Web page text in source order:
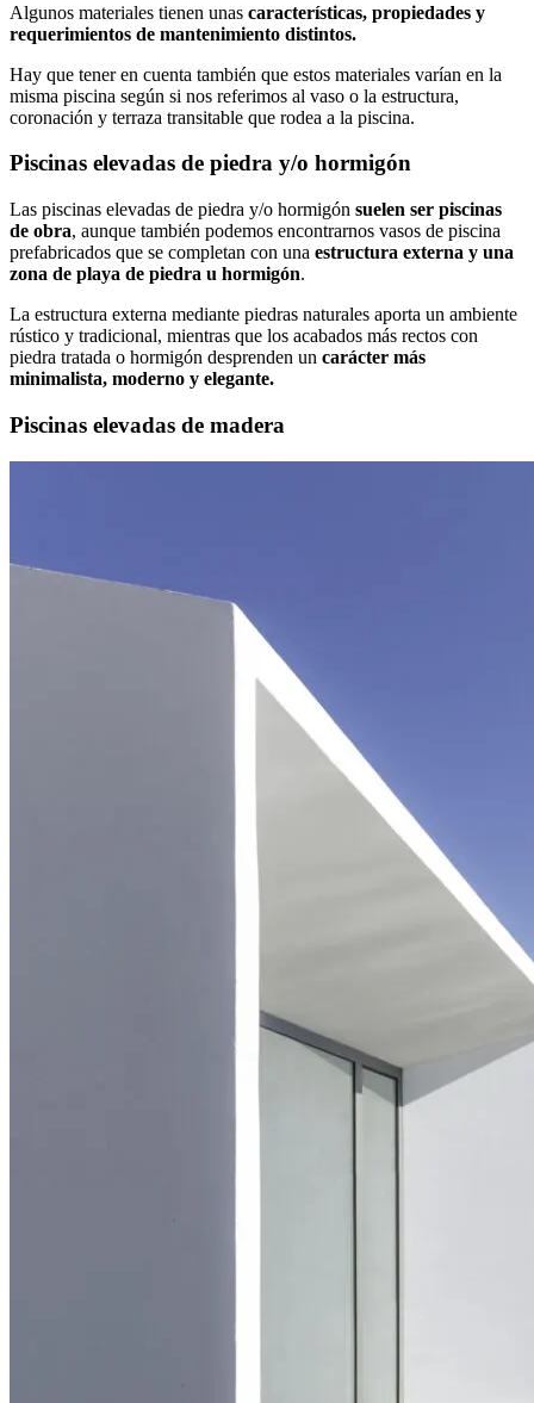
Algunos materiales tienen unas características, propiedades y
requerimientos de mantenimiento distintos.
Hay que tener en cuenta también que estos materiales varían en la
misma piscina según si nos referimos al vaso o la estructura,
coronación y terraza transitable que rodea a la piscina.
Piscinas elevadas de piedra y/o hormigón
Las piscinas elevadas de piedra y/o hormigón suelen ser piscinas
de obra, aunque también podemos encontrarnos vasos de piscina
prefabricados que se completan con una estructura externa y una
zona de playa de piedra u hormigón.
La estructura externa mediante piedras naturales aporta un ambiente
rústico y tradicional, mientras que los acabados más rectos con
piedra tratada o hormigón desprenden un carácter más
minimalista, moderno y elegante.
Piscinas elevadas de madera